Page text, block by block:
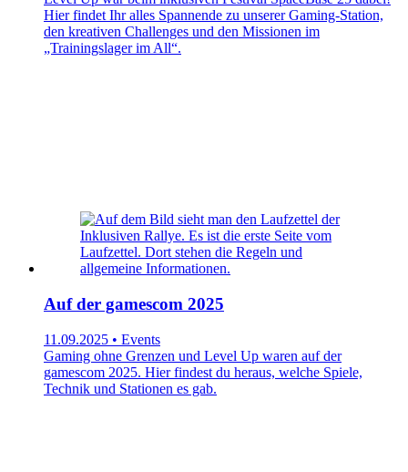
Hier findet Ihr alles Spannende zu unserer Gaming-Station,
den kreativen Challenges und den Missionen im
„Trainingslager im All“.
Auf der gamescom 2025
11.09.2025 • Events
Gaming ohne Grenzen und Level Up waren auf der
gamescom 2025. Hier findest du heraus, welche Spiele,
Technik und Stationen es gab.